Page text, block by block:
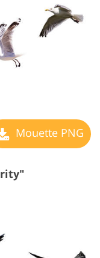
Mouette PNG